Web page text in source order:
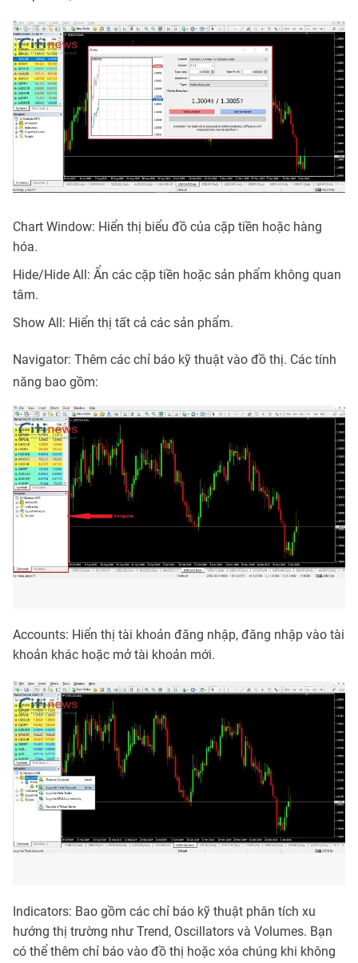
Chart Window: Hiển thị biểu đồ của cặp tiền hoặc hàng
hóa.
Hide/Hide All: Ẩn các cặp tiền hoặc sản phẩm không quan
tâm.
Show All: Hiển thị tất cả các sản phẩm.
Navigator: Thêm các chỉ báo kỹ thuật vào đồ thị. Các tính
năng bao gồm:
Accounts: Hiển thị tài khoản đăng nhập, đăng nhập vào tài
khoản khác hoặc mở tài khoản mới.
Indicators: Bao gồm các chỉ báo kỹ thuật phân tích xu
hướng thị trường như Trend, Oscillators và Volumes. Bạn
có thể thêm chỉ báo vào đồ thị hoặc xóa chúng khi không